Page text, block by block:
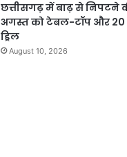
छत्तीसगढ़ में बाढ़ से निपटने
अगस्त को टेबल-टॉप और 20
ड्रिल
August 10, 2026